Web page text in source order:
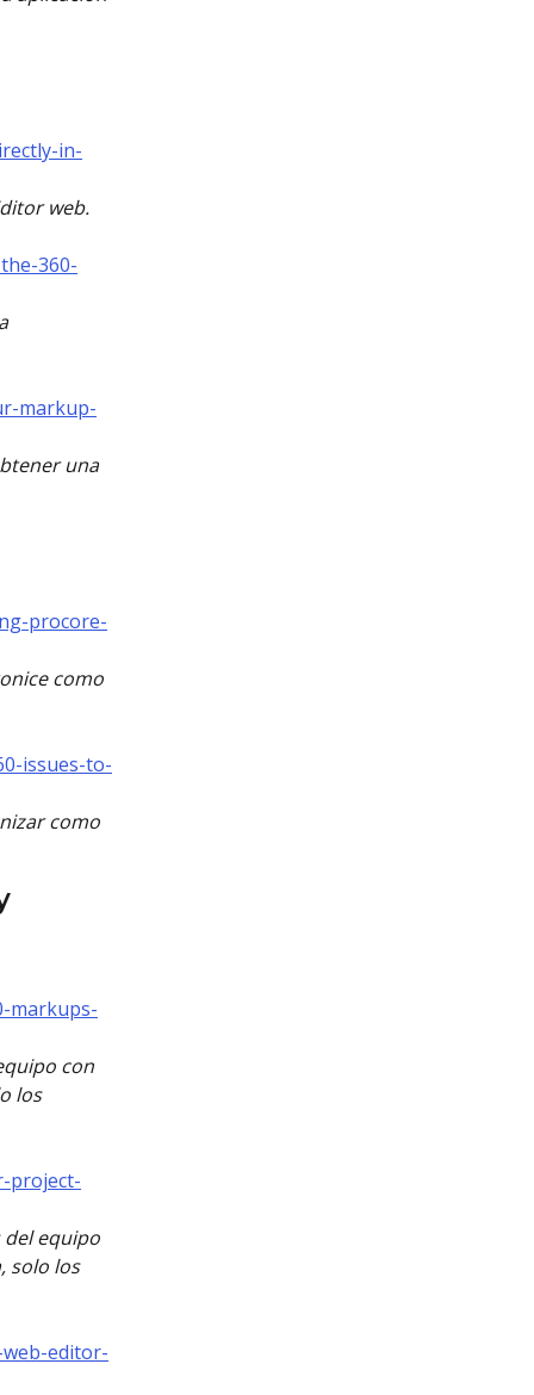
in-
web.
360-
markup-
una
procore-
como
issues-to-
como
markups-
con
los
project-
equipo
solo los
editor-